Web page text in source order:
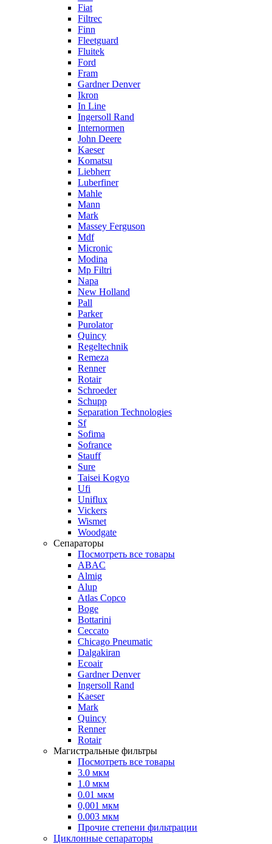
Fiat
Filtrec
Finn
Fleetguard
Fluitek
Ford
Fram
Gardner Denver
Ikron
In Line
Ingersoll Rand
Internormen
John Deere
Kaeser
Komatsu
Liebherr
Luberfiner
Mahle
Mann
Mark
Massey Ferguson
Mdf
Micronic
Modina
Mp Filtri
Napa
New Holland
Pall
Parker
Purolator
Quincy
Regeltechnik
Remeza
Renner
Rotair
Schroeder
Schupp
Separation Technologies
Sf
Sofima
Sofrance
Stauff
Sure
Taisei Kogyo
Ufi
Uniflux
Vickers
Wismet
Woodgate
Сепараторы
Посмотреть все товары
ABAC
Almig
Alup
Atlas Copco
Boge
Bottarini
Ceccato
Chicago Pneumatic
Dalgakiran
Ecoair
Gardner Denver
Ingersoll Rand
Kaeser
Mark
Quincy
Renner
Rotair
Магистральные фильтры
Посмотреть все товары
3.0 мкм
1.0 мкм
0.01 мкм
0,001 мкм
0.003 мкм
Прочие степени фильтрации
Циклонные сепараторы